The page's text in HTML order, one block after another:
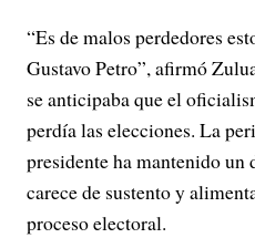
“Es de malos perdedores
Gustavo Petro”, afirmó
se anticipaba que el
perdía las elecciones. La
presidente ha mantenido un
carece de sustento y
proceso electoral.